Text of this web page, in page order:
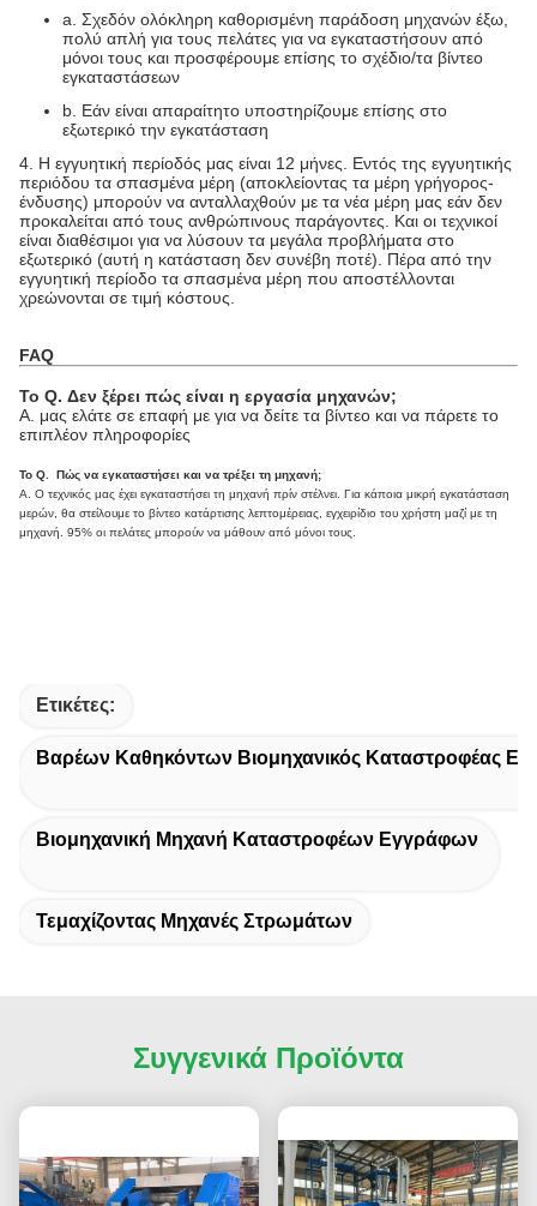
a. Σχεδόν ολόκληρη καθορισμένη παράδοση μηχανών έξω,
πολύ απλή για τους πελάτες για να εγκαταστήσουν από
μόνοι τους και προσφέρουμε επίσης το σχέδιο/τα βίντεο
εγκαταστάσεων
b. Εάν είναι απαραίτητο υποστηρίζουμε επίσης στο
εξωτερικό την εγκατάσταση
4. Η εγγυητική περίοδός μας είναι 12 μήνες. Εντός της εγγυητικής
περιόδου τα σπασμένα μέρη (αποκλείοντας τα μέρη γρήγορος-
ένδυσης) μπορούν να ανταλλαχθούν με τα νέα μέρη μας εάν δεν
προκαλείται από τους ανθρώπινους παράγοντες. Και οι τεχνικοί
είναι διαθέσιμοι για να λύσουν τα μεγάλα προβλήματα στο
εξωτερικό (αυτή η κατάσταση δεν συνέβη ποτέ). Πέρα από την
εγγυητική περίοδο τα σπασμένα μέρη που αποστέλλονται
χρεώνονται σε τιμή κόστους.
FAQ
Το Q. Δεν ξέρει πώς είναι η εργασία μηχανών;
Α. μας ελάτε σε επαφή με για να δείτε τα βίντεο και να πάρετε το
επιπλέον πληροφορίες
Το Q. Πώς να εγκαταστήσει και να τρέξει τη μηχανή;
Α. Ο τεχνικός μας έχει εγκαταστήσει τη μηχανή πρίν στέλνει. Για κάποια μικρή εγκατάσταση
μερών, θα στείλουμε το βίντεο κατάρτισης λεπτομέρειας, εγχειρίδιο του χρήστη μαζί με τη
μηχανή. 95% οι πελάτες μπορούν να μάθουν από μόνοι τους.
Ετικέτες:
Βαρέων Καθηκόντων Βιομηχανικός Καταστροφέας
Βιομηχανική Μηχανή Καταστροφέων Εγγράφων
Τεμαχίζοντας Μηχανές Στρωμάτων
Συγγενικά Προϊόντα